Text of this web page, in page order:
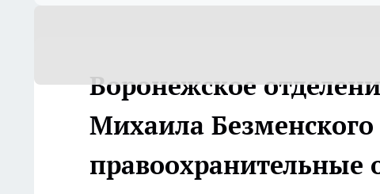
Воронежское
Михаила
правоохранительные